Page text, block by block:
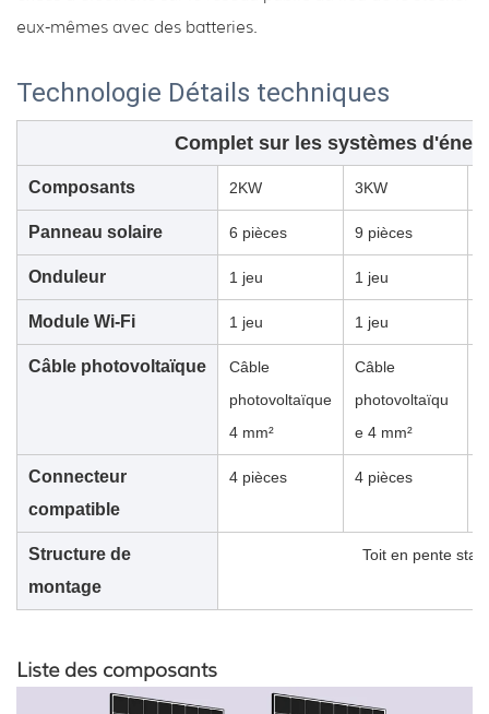
eux-mêmes avec des batteries.
Technologie Détails techniques
Complet sur les systèmes
Composants 2KW 3KW
Panneau solaire 6 pièces 9 pièces
Onduleur 1 jeu 1 jeu
Module Wi-Fi 1 jeu 1 jeu
Câble photovoltaïque
Câble
photovoltaïque
4 mm²
Câble
photovoltaïqu
e 4 mm²
Connecteur
compatible
4 pièces 4 pièces
Structure de
montage
Toit en pente
Liste des composants